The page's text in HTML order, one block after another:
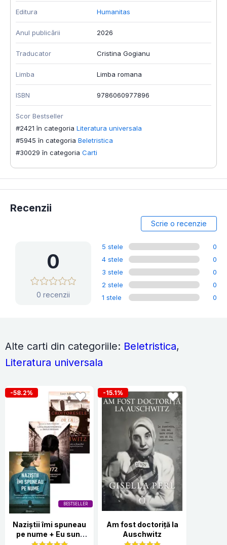
Editura Humanitas
Anul publicării 2026
Traducator Cristina Gogianu
Limba Limba romana
ISBN 9786060977896
Scor Bestseller
#2421 în categoria Literatura universala
#5945 în categoria Beletristica
#30029 în categoria Carti
Recenzii
Scrie o recenzie
0
0 recenzii
5 stele
0
4 stele
0
3 stele
0
2 stele
0
1 stele
0
Alte carti din categoriile: Beletristica,
Literatura universala
BESTSELLER
-58.2%
Naziștii îmi spuneau
pe nume + Eu sunt
-15.1%
Am fost doctoriță la
Auschwitz